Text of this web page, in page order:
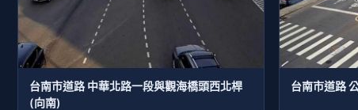
台南市道路 中華北路一段與觀海橋頭西北桿
(向南)
台南市道路